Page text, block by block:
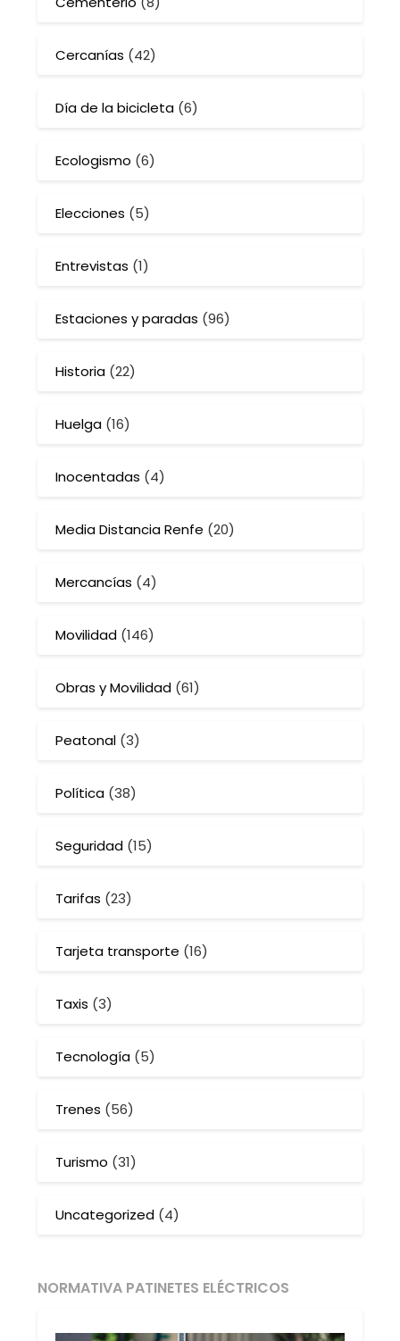
Cercanías (42)
Día de la bicicleta (6)
Ecologismo (6)
Elecciones (5)
Entrevistas (1)
Estaciones y paradas (96)
Historia (22)
Huelga (16)
Inocentadas (4)
Media Distancia Renfe (20)
Mercancías (4)
Movilidad (146)
Obras y Movilidad (61)
Peatonal (3)
Política (38)
Seguridad (15)
Tarifas (23)
Tarjeta transporte (16)
Taxis (3)
Tecnología (5)
Trenes (56)
Turismo (31)
Uncategorized (4)
NORMATIVA PATINETES ELÉCTRICOS